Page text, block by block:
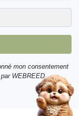
mon consentement
par WEBREED.